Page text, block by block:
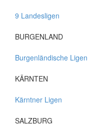
9 Landesligen
BURGENLAND
Burgenländische Ligen
KÄRNTEN
Kärntner Ligen
SALZBURG